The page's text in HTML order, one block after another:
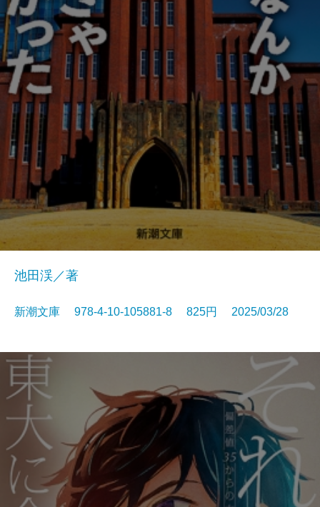
池田渓／著
新潮文庫 978-4-10-105881-8 825円 2025/03/28